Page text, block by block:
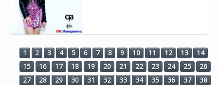
1 2 3 4 5 6 7 8 9 10 11 12 13
14
15
16 17 18 19 20 21 22 23 24 25
26
27
28 29 30 31 32 33 34 35 36 37
38